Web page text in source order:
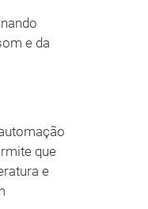
e da
que
e